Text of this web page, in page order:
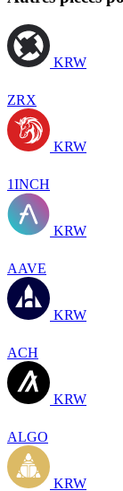
KRW
ZRX
KRW
1INCH
KRW
AAVE
KRW
ACH
KRW
ALGO
KRW